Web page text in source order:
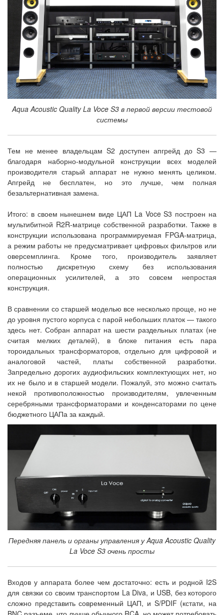
Aqua Acoustic Quality La Voce S3 в первой версии тестовой
системы
Тем не менее владельцам S2 доступен апгрейд до S3 —
благодаря наборно-модульной конструкции всех моделей
производителя старый аппарат не нужно менять целиком.
Апгрейд не бесплатен, но это лучше, чем полная
безальтернативная замена.
Итого: в своем нынешнем виде ЦАП La Voce S3 построен на
мультибитной R2R-матрице собственной разработки. Также в
конструкции использована программируемая FPGA-матрица,
а режим работы не предусматривает цифровых фильтров или
оверсемплинга. Кроме того, производитель заявляет
полностью дискретную схему без использования
операционных усилителей, а это совсем непростая
конструкция.
В сравнении со старшей моделью все несколько проще, но не
до уровня пустого корпуса с парой небольших платок — такого
здесь нет. Собран аппарат на шести раздельных платах (не
считая мелких деталей), в блоке питания есть пара
тороидальных трансформаторов, отдельно для цифровой и
аналоговой частей, платы собственной разработки.
Запредельно дорогих аудиофильских комплектующих нет, но
их не было и в старшей модели. Пожалуй, это можно считать
некой противоположностью производителям, увлеченным
серебряными трансформаторами и конденсаторами по цене
бюджетного ЦАПа за каждый.
Передняя панель и органы управления у Aqua Acoustic Quality
La Voce S3 очень просты
Входов у аппарата более чем достаточно: есть и родной I2S
для связки со своим транспортом La Diva, и USB, без которого
сложно представить современный ЦАП, и S/PDIF (кстати, на